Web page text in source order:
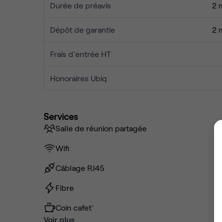
Durée de préavis 2
Dépôt de garantie 2
Frais d'entrée HT
Honoraires Ubiq
Services
Salle de réunion partagée
Wifi
Câblage RJ45
Fibre
Coin cafet'
Voir plus